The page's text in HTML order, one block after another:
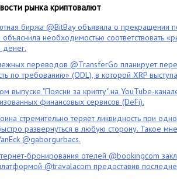
рынка криптовалют
биржа @BitBay объявила о
необходимостью соответствовать
переводов @TransferGo планирует
по требованию» (ODL), в которой XRP
выпуске "Поясни за крипту" на YouTube-
финансовых сервисов (DeFi).
стремительно теряет ликвидность при
развернуться в любую сторону. Такое
@gaborgurbacs.
бронирования отелей @bookingcom
@travalacom предоставив